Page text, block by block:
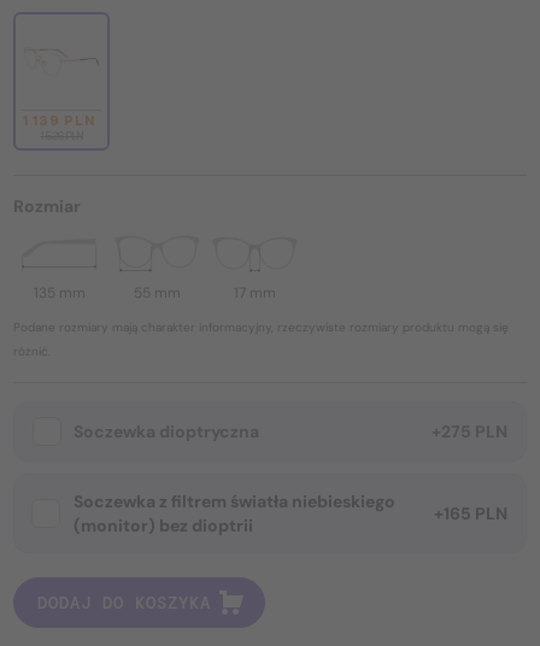
1 139 PLN
Rozmiar
135 mm 55 mm 17 mm
Podane rozmiary mają charakter informacyjny, rzeczywiste rozmiary produktu mogą się
różnić.
Soczewka dioptryczna +275 PLN
Soczewka z filtrem światła niebieskiego
(monitor) bez dioptrii
+165 PLN
DODAJ DO KOSZYKA